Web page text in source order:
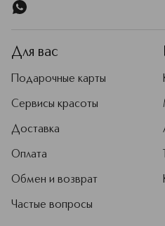
Для вас
Подарочные карты
Сервисы красоты
Доставка
Оплата
Обмен и возврат
Частые вопросы